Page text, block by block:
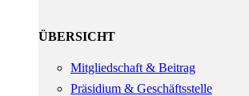
ÜBERSICHT
Mitgliedschaft & Beitrag
Präsidium & Geschäftsstelle